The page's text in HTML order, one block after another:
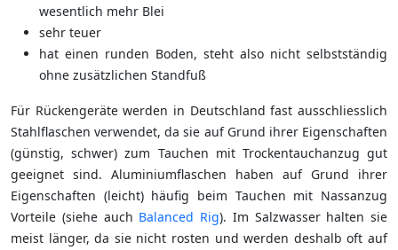
wesentlich mehr Blei
sehr teuer
hat einen runden Boden, steht also nicht selbstständig
ohne zusätzlichen Standfuß
Für Rückengeräte werden in Deutschland fast ausschliesslich
Stahlflaschen verwendet, da sie auf Grund ihrer Eigenschaften
(günstig, schwer) zum Tauchen mit Trockentauchanzug gut
geeignet sind. Aluminiumflaschen haben auf Grund ihrer
Eigenschaften (leicht) häufig beim Tauchen mit Nassanzug
Vorteile (siehe auch Balanced Rig). Im Salzwasser halten sie
meist länger, da sie nicht rosten und werden deshalb oft auf